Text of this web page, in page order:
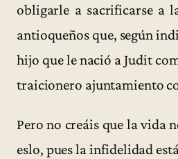
obligarle a sacrificarse a
antioqueños que, según
hijo que le nació a Judit
traicionero ajuntamiento
Pero no creáis que la vida
eslo, pues la infidelidad